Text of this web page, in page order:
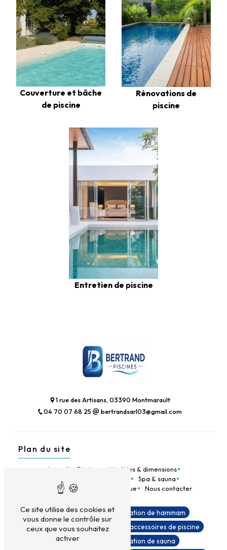
Couverture et bâche
de piscine
Rénovations de
piscine
Entretien de piscine
1 rue des Artisans, 03390 Montmarault
04 70 07 68 25
bertrandsarl03@gmail.com
Plan du site
Accueil Piscines
Modèles & dimensions
Spa & sauna
Notre entreprise
Notre boutique Nous contacter
Matériel de piscine
Installation de hammam
Installation de spa
Produits et accessoires de piscine
Abris de piscine
Installation de sauna
Ce site utilise des cookies et
vous donne le contrôle sur
ceux que vous souhaitez
activer